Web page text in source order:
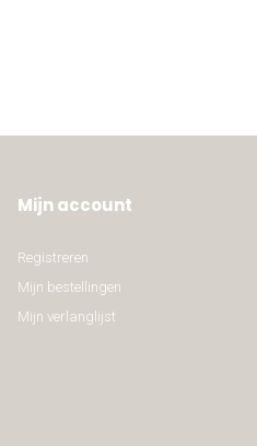
Mijn account
Registreren
Mijn bestellingen
Mijn verlanglijst